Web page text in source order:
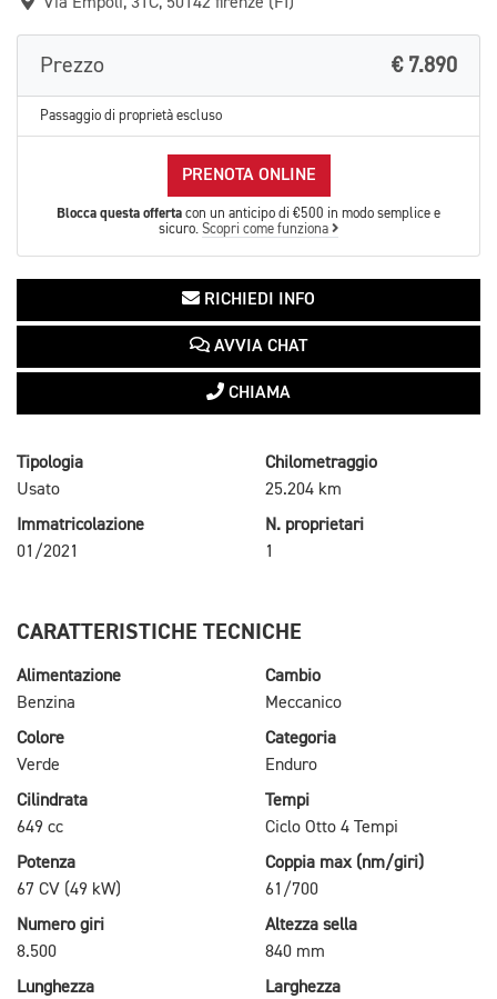
Prezzo € 7.890
Passaggio di proprietà escluso
PRENOTA ONLINE
Blocca questa offerta con un anticipo di €500 in modo semplice e
sicuro. Scopri come funziona
RICHIEDI INFO
AVVIA CHAT
CHIAMA
Tipologia
Usato
Chilometraggio
25.204 km
Immatricolazione
01/2021
N. proprietari
1
CARATTERISTICHE TECNICHE
Alimentazione
Benzina
Cambio
Meccanico
Colore
Verde
Categoria
Enduro
Cilindrata
649 cc
Tempi
Ciclo Otto 4 Tempi
Potenza
67 CV (49 kW)
Coppia max (nm/giri)
61/700
Numero giri
8.500
Altezza sella
840 mm
Lunghezza
Larghezza